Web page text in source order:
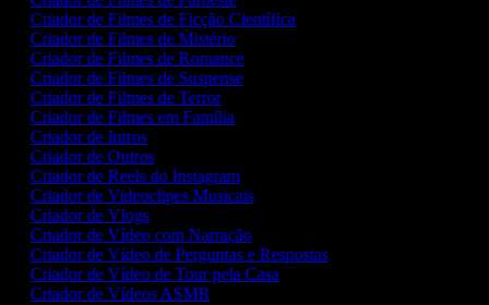
Criador de Filmes de Ficção Científica
Criador de Filmes de Mistério
Criador de Filmes de Romance
Criador de Filmes de Suspense
Criador de Filmes de Terror
Criador de Filmes em Família
Criador de Intros
Criador de Outros
Criador de Reels do Instagram
Criador de Videoclipes Musicais
Criador de Vlogs
Criador de Vídeo com Narração
Criador de Vídeo de Perguntas e Respostas
Criador de Vídeo de Tour pela Casa
Criador de Vídeos ASMR